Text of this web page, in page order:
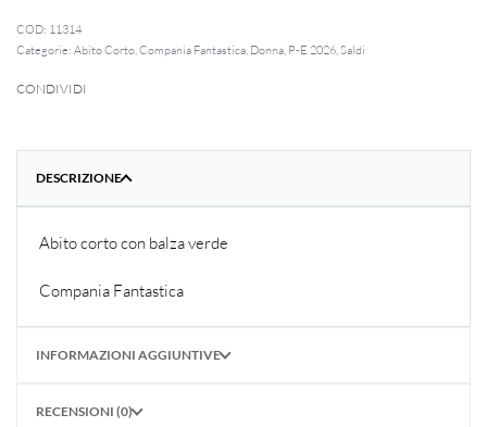
11314
Categorie: Abito Corto,Compania Fantastica, Donna, P-E 2026,Saldi
CONDIVIDI
DESCRIZIONE
Abito corto con balza verde
Compania Fantastica
INFORMAZIONI AGGIUNTIVE
RECENSIONI (0)